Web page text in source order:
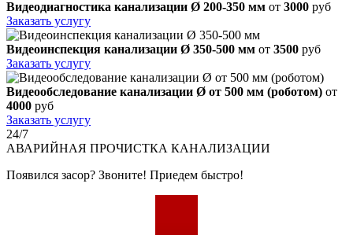
Видеодиагностика канализации Ø 200-350 мм от 3000 руб
Заказать услугу
Видеоинспекция канализации Ø 350-500 мм от 3500 руб
Заказать услугу
Видеообследование канализации Ø от 500 мм (роботом) от
4000 руб
Заказать услугу
24/7
АВАРИЙНАЯ ПРОЧИСТКА КАНАЛИЗАЦИИ
Появился засор? Звоните! Приедем быстро!